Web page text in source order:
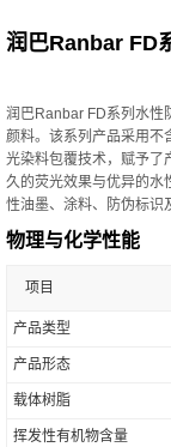
润巴Ranbar FD
润巴Ranbar FD系列水性
颜料。该系列产品采用不
光染料包覆技术，赋予了
久的荧光效果与优异的水
性油墨、涂料、防伪标识
物理与化学性能
项目
产品类型
产品形态
载体树脂
挥发性有机物含量